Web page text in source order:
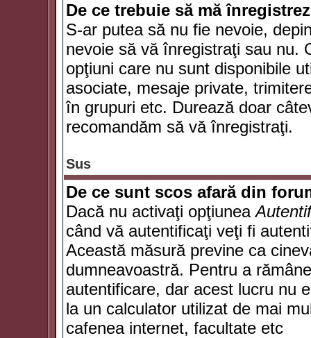
De ce trebuie să mă
S-ar putea să nu fie nevoie,
nevoie să vă înregistraţi sau nu.
opţiuni care nu sunt disponibile
asociate, mesaje private,
în grupuri etc. Durează doar
recomandăm să vă înregistraţi.
Sus
De ce sunt scos afară din
Dacă nu activaţi opţiunea
când vă autentificaţi veţi fi
Această măsură previne ca
dumneavoastră. Pentru a
autentificare, dar acest lucru nu
la un calculator utilizat de mai
cafenea internet, facultate etc